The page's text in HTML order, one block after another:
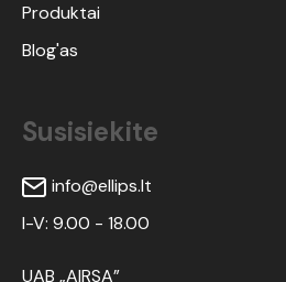
Produktai
Blog'as
Susisiekite
info@ellips.lt
I-V: 9.00 - 18.00
UAB „AIRSA”